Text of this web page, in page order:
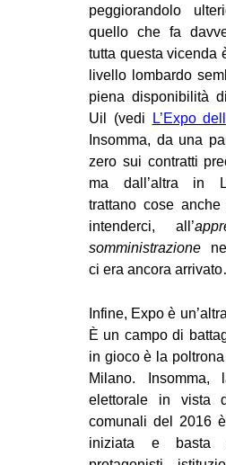
peggiorandolo
quello che fa
tutta questa vicenda
livello lombardo
piena disponibilità
Uil (vedi
L’Expo
Insomma, da una
zero sui contratti
ma dall’altra in
trattano cose
intenderci, all’
somministrazione
ci era ancora
Infine, Expo è
È un campo di
in gioco è la
Milano. Insomma,
elettorale in vista
comunali del 2016
iniziata e basta